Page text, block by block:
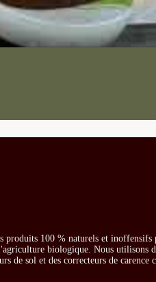
produits 100 % naturels et
biologique. Nous utilisons
de sol et des correcteurs de carence